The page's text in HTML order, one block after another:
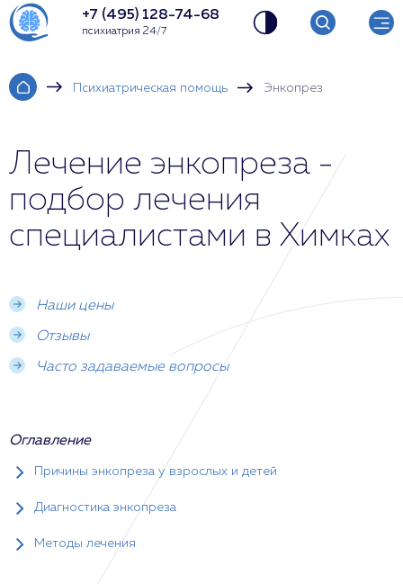
+7 (495) 128-74-68
психиатрия 24/7
Психиатрическая помощь Энкопрез
Лечение энкопреза -
подбор лечения
специалистами в Химках
Наши цены
Отзывы
Часто задаваемые вопросы
Оглавление
Причины энкопреза у взрослых и детей
Диагностика энкопреза
Методы лечения